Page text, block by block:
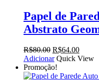
Papel de
Abstrato
R$80.00 O
preço
original
era:
R$64.00O
preço
é:
Adicionar Quick View
Promoção!